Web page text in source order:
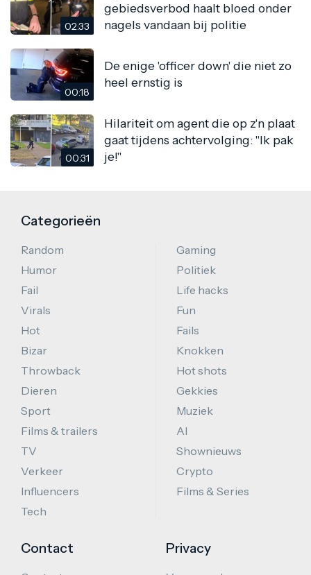
02:33
gebiedsverbod haalt bloed onder
nagels vandaan bij politie
00:18
De enige 'officer down' die niet zo
heel ernstig is
00:31
Hilariteit om agent die op z'n plaat
gaat tijdens achtervolging: "Ik pak
je!"
Categorieën
Random
Humor
Fail
Virals
Hot
Bizar
Throwback
Dieren
Sport
Films & trailers
TV
Verkeer
Influencers
Tech
Gaming
Politiek
Life hacks
Fun
Fails
Knokken
Hot shots
Gekkies
Muziek
AI
Shownieuws
Crypto
Films & Series
Contact Privacy